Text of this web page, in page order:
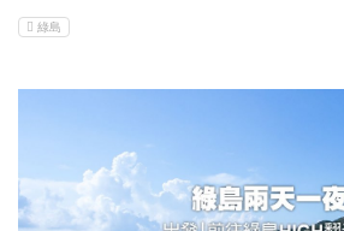
綠島